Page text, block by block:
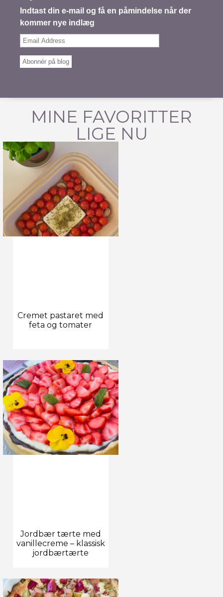
Indtast din e-mail og få en påmindelse når der
kommer nye indlæg
Email
Abonnér på blog
MINE FAVORITTER
LIGE NU
Cremet pastaret med
feta og tomater
Jordbær tærte med
vanillecreme – klassisk
jordbærtærte